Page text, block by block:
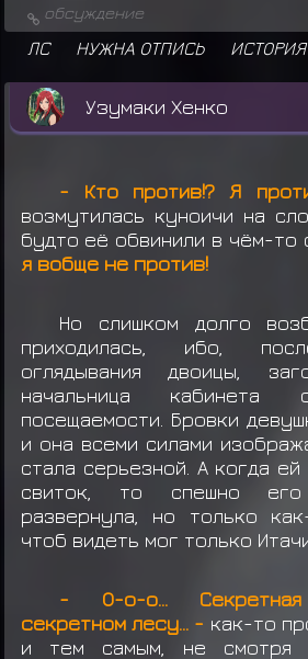
обсуждение
ЛС НУЖНА ОТПИСЬ ИСТОРИЯ
Узумаки Хенко
- Кто против!? Я
возмутилась куноичи на
будто её обвинили в чём-то
я вобще не против!
Но слишком долго
приходилась, ибо,
оглядывания двоицы,
начальница кабинета
посещаемости. Бровки
и она всеми силами
стала серьезной. А когда
свиток, то спешно
развернула, но только
чтоб видеть мог только
- О-о-о...
секретном лесу... - как-то
и тем самым, не смотря